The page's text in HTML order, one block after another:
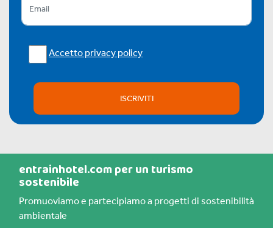
Accetto privacy policy
ISCRIVITI
entrainhotel.com per un turismo
sostenibile
Promuoviamo e partecipiamo a progetti di sostenibilità
ambientale